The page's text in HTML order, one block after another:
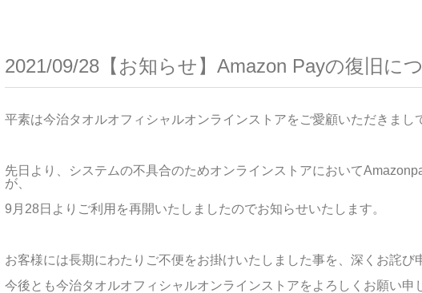
2021/09/28【お知らせ】Amazon Payの復旧に
平素は今治タオルオフィシャルオンラインストアをご愛顧いただきまし
先日より、システムの不具合のためオンラインストアにおいて
が、
9月28日よりご利用を再開いたしましたのでお知らせいたします。
お客様には長期にわたりご不便をお掛けいたしました事を、深くお詫び
今後とも今治タオルオフィシャルオンラインストアをよろしくお願い申